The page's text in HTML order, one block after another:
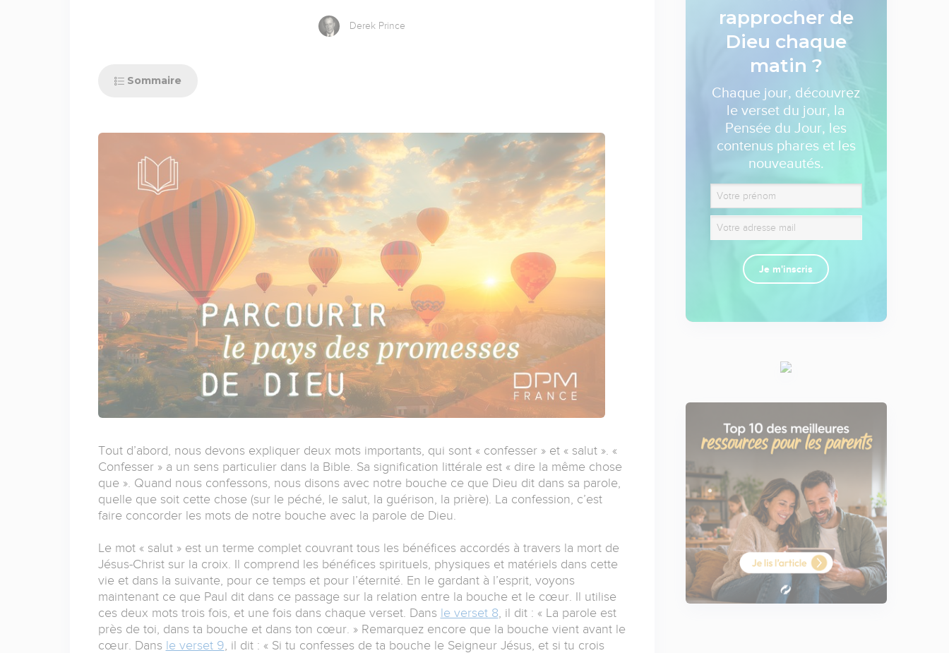
Derek Prince
Sommaire
Tout d’abord, nous devons expliquer deux mots importants, qui sont « confesser » et « salut ». «
Confesser » a un sens particulier dans la Bible. Sa signification littérale est « dire la même chose
que ». Quand nous confessons, nous disons avec notre bouche ce que Dieu dit dans sa parole,
quelle que soit cette chose (sur le péché, le salut, la guérison, la prière). La confession, c’est
faire concorder les mots de notre bouche avec la parole de Dieu.
Le mot « salut » est un terme complet couvrant tous les bénéfices accordés à travers la mort de
Jésus-Christ sur la croix. Il comprend les bénéfices spirituels, physiques et matériels dans cette
vie et dans la suivante, pour ce temps et pour l’éternité. En le gardant à l’esprit, voyons
maintenant ce que Paul dit dans ce passage sur la relation entre la bouche et le cœur. Il utilise
ces deux mots trois fois, et une fois dans chaque verset. Dans le verset 8 , il dit : « La parole est
près de toi, dans ta bouche et dans ton cœur. » Remarquez encore que la bouche vient avant le
cœur. Dans le verset 9 , il dit : « Si tu confesses de ta bouche le Seigneur Jésus, et si tu crois
rapprocher de
Dieu chaque
matin ?
Chaque jour, découvrez
le verset du jour, la
Pensée du Jour, les
contenus phares et les
nouveautés.
Je m'inscris